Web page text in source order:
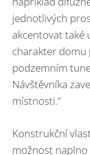
jednotlivých
akcentovat také
charakter
podzemním
Návštěvníka
místnosti.“
Konstrukční
možnost naplno